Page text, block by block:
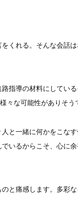
くれる。そんな会話
指導の材料にしてい
々な可能性がありそう
と一緒に何かをこな
いるからこそ、心に
と痛感します。多彩